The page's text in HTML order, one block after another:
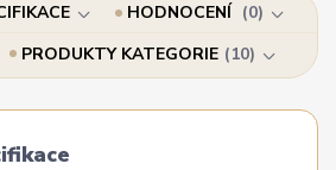
HODNOCENÍ
0
PRODUKTY KATEGORIE 10